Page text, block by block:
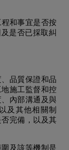
和事宜是否按
是否已採取糾
品質保證和品
施工監督和控
內部溝通及與
及其他相關制
完備，以及其
及該等機制是